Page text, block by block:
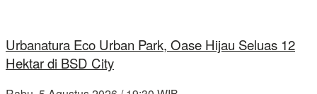
Urbanatura Eco Urban Park, Oase Hijau Seluas 12
Hektar di BSD City